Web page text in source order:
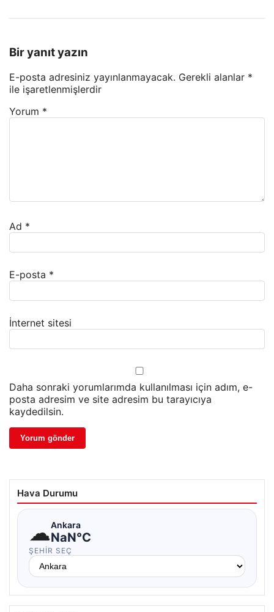
Bir yanıt yazın
E-posta adresiniz yayınlanmayacak. Gerekli alanlar *
ile işaretlenmişlerdir
Yorum *
Ad *
E-posta *
İnternet sitesi
Daha sonraki yorumlarımda kullanılması için adım, e-
posta adresim ve site adresim bu tarayıcıya
kaydedilsin.
Hava Durumu
☁Ankara
NaN°C
ŞEHIR SEÇ